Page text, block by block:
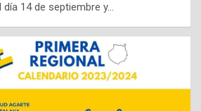
14 de septiembre y…